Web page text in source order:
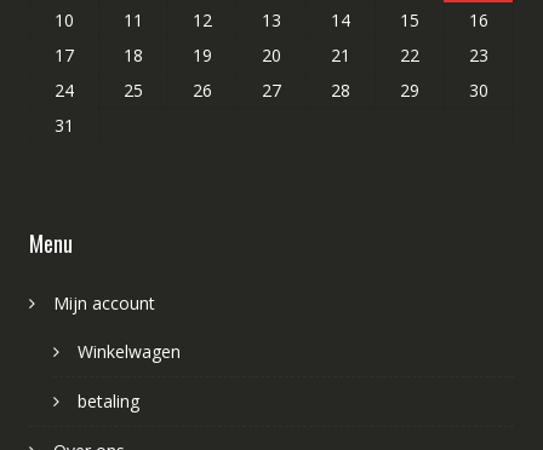
10
11 12 13 14 15
16
17
18 19 20 21 22
23
24
25 26 27 28 29
30
31
Menu
Mijn account
Winkelwagen
betaling